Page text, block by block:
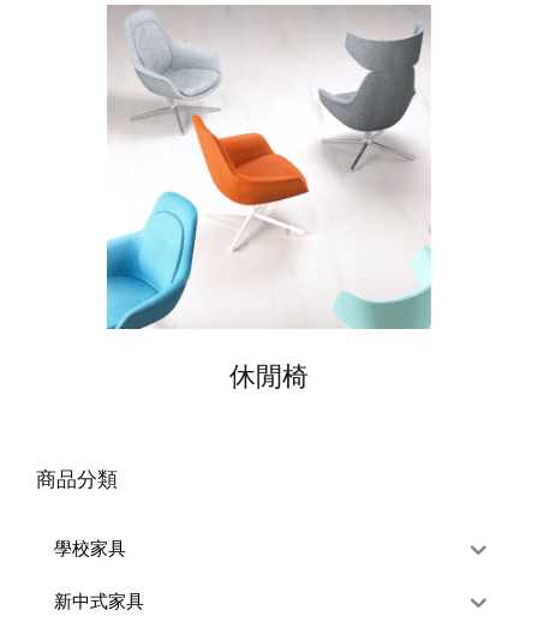
商品分類
學校家具
新中式家具
休閒椅